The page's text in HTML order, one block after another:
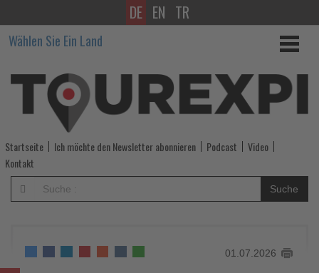
Hitzewelle
lässt
Zahl
der
ADAC-
Panneneinsätze
deutlich
DE EN TR
Wählen Sie Ein Land
Startseite Ich möchte den Newsletter abonnieren Podcast
Video
Kontakt
Suche
01.07.2026